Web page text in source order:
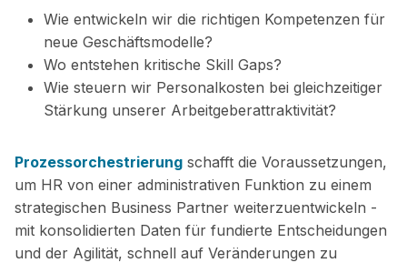
Wie entwickeln wir die richtigen Kompetenzen für
neue Geschäftsmodelle?
Wo entstehen kritische Skill Gaps?
Wie steuern wir Personalkosten bei gleichzeitiger
Stärkung unserer Arbeitgeberattraktivität?
Prozessorchestrierung schafft die Voraussetzungen,
um HR von einer administrativen Funktion zu einem
strategischen Business Partner weiterzuentwickeln -
mit konsolidierten Daten für fundierte Entscheidungen
und der Agilität, schnell auf Veränderungen zu